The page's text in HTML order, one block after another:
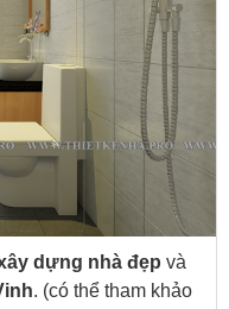
dựng nhà đẹp và
. (có thể tham khảo